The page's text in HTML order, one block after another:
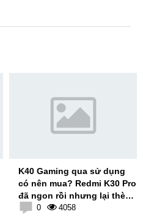
K40 Gaming qua sử dụng
có nên mua? Redmi K30 Pro
đã ngon rồi nhưng lại thèm
lên Realme GT Neo
0 4058